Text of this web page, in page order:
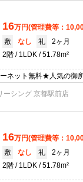
16万円(管理費等：
敷
なし 礼
2ヶ月
2階
1LDK 51.78m²
ネット無料★人気の御
ーシング 京都駅前店
16万円(管理費等：
敷
なし 礼
2ヶ月
2階
1LDK 51.78m²